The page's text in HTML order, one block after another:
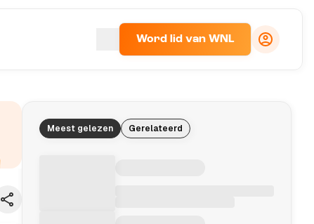
Word lid van WNL
Meest gelezen Gerelateerd